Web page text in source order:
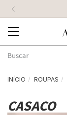
Mudar
navegação
INÍCIO ROUPAS
CASACO